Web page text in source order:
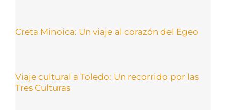
Creta Minoica: Un viaje al corazón del Egeo
Viaje cultural a Toledo: Un recorrido por las
Tres Culturas